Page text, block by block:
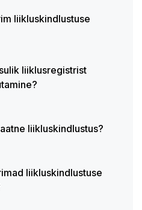
liikluskindlustuse
liiklusregistrist
liikluskindlustus?
liikluskindlustuse